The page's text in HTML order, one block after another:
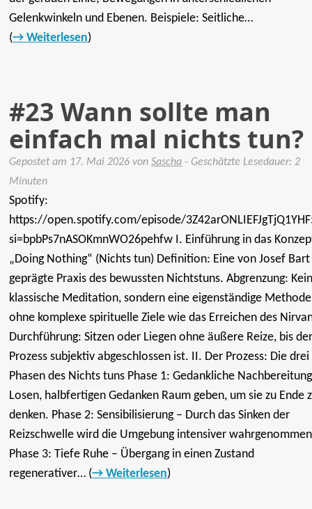
Gelenkwinkeln und Ebenen. Beispiele: Seitliche…
(
Weiterlesen)
#23 Wann sollte man
einfach mal nichts tun?
Gepostet am 17. Mai 2026vonSascha - Geschätzte Lesedauer: 2
Minuten
Spotify:
https://open.spotify.com/episode/
si=bpbPs7nASOKmnWO26pehfw I. Einführung in das
„Doing Nothing“ (Nichts tun) Definition: Eine von Josef Bart
geprägte Praxis des bewussten Nichtstuns. Abgrenzung:
klassische Meditation, sondern eine eigenständige Methode
ohne komplexe spirituelle Ziele wie das Erreichen des
Durchführung: Sitzen oder Liegen ohne äußere Reize, bis
Prozess subjektiv abgeschlossen ist. II. Der Prozess: Die drei
Phasen des Nichts tuns Phase 1: Gedankliche
Losen, halbfertigen Gedanken Raum geben, um sie zu Ende
denken. Phase 2: Sensibilisierung – Durch das Sinken der
Reizschwelle wird die Umgebung intensiver
Phase 3: Tiefe Ruhe – Übergang in einen Zustand
regenerativer… (
Weiterlesen)